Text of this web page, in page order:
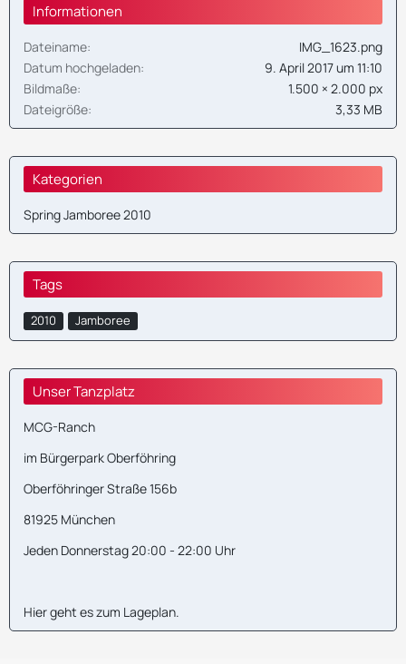
Informationen
Dateiname
IMG_1623.png
Datum hochgeladen
9. April 2017 um 11:10
Bildmaße
1.500 × 2.000 px
Dateigröße
3,33 MB
Kategorien
Spring Jamboree 2010
Tags
2010 Jamboree
Unser Tanzplatz
MCG-Ranch
im Bürgerpark Oberföhring
Oberföhringer Straße 156b
81925 München
Jeden Donnerstag 20:00 - 22:00 Uhr
Hier geht es zum Lageplan.